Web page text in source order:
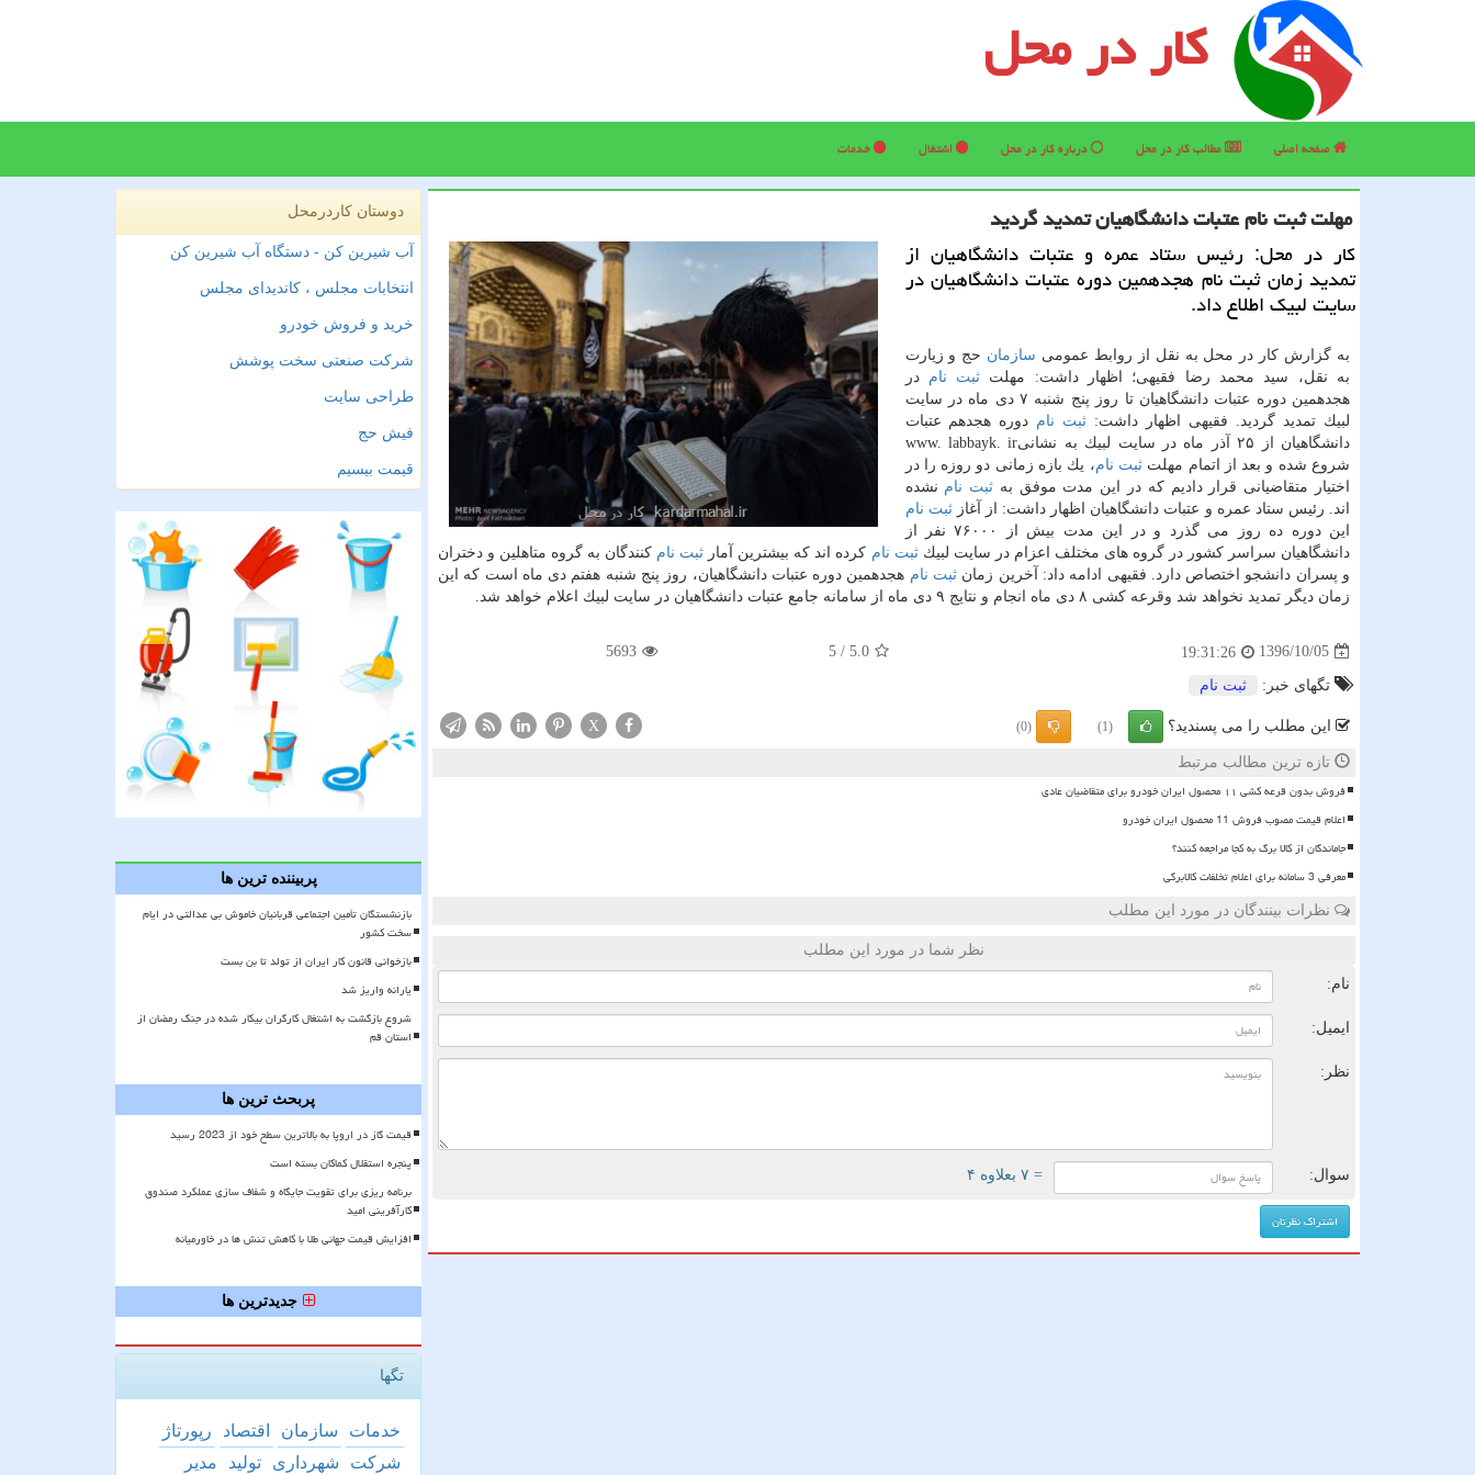
کار در محل
صفحه اصلی مطالب كار در محل درباره كار در محل اشتغال خدمات
مهلت ثبت نام عتبات دانشگاهیان تمدید گردید
كار در محل: رئیس ستاد عمره و عتبات دانشگاهیان از
تمدید زمان ثبت نام هجدهمین دوره عتبات دانشگاهیان در
سایت لبیك اطلاع داد.
به گزارش كار در محل به نقل از روابط عمومی سازمان حج و زیارت
به نقل، سید محمد رضا فقیهی؛ اظهار داشت: مهلت ثبت نام در
هجدهمین دوره عتبات دانشگاهیان تا روز پنج شنبه ۷ دی ماه در سایت
لبیك تمدید گردید. فقیهی اظهار داشت: ثبت نام دوره هجدهم عتبات
دانشگاهیان از ۲۵ آذر ماه در سایت لبیك به نشانیwww. labbayk. ir
شروع شده و بعد از اتمام مهلتثبت نام، یك بازه زمانی دو روزه را در
اختیار متقاضیانی قرار دادیم كه در این مدت موفق به ثبت نام نشده
اند. رئیس ستاد عمره و عتبات دانشگاهیان اظهار داشت: از آغازثبت نام
این دوره ده روز می گذرد و در این مدت بیش از ۷۶۰۰۰ نفر از
دانشگاهیان سراسر كشور در گروه های مختلف اعزام در سایت لبیكثبت نام كرده اند كه بیشترین آمار ثبت نام كنندگان به گروه متاهلین و دختران
و پسران دانشجو اختصاص دارد. فقیهی ادامه داد: آخرین زمان ثبت نام هجدهمین دوره عتبات دانشگاهیان، روز پنج شنبه هفتم دی ماه است كه این
زمان دیگر تمدید نخواهد شد وقرعه كشی ۸ دی ماه انجام و نتایج ۹ دی ماه از سامانه جامع عتبات دانشگاهیان در سایت لبیك اعلام خواهد شد.
1396/10/05
19:31:26
5.0
/
5
5693
تگهای خبر: ثبت نام
این مطلب را می پسندید؟ (1)
(0)
X
تازه ترین مطالب مرتبط
فروش بدون قرعه کشی ۱۱ محصول ایران خودرو برای متقاضیان عادی
اعلام قیمت مصوب فروش 11 محصول ایران خودرو
جاماندگان از کالا برگ به کجا مراجعه کنند؟
معرفی 3 سامانه برای اعلام تخلفات کالابرگی
نظرات بینندگان در مورد این مطلب
نظر شما در مورد این مطلب
نام:
ایمیل:
نظر:
سوال: = ۷ بعلاوه ۴
دوستان کاردرمحل
آب شیرین کن - دستگاه آب شیرین کن
انتخابات مجلس ، کاندیدای مجلس
خرید و فروش خودرو
شرکت صنعتی سخت پوشش
طراحی سایت
فیش حج
قیمت بیسیم
پربیننده ترین ها
بازنشستگان تأمین اجتماعی قربانیان خاموش بی عدالتی در ایام
سخت کشور
بازخوانی قانون کار ایران از تولد تا بن بست
یارانه واریز شد
شروع بازگشت به اشتغال کارگران بیکار شده در جنگ رمضان از
استان قم
پربحث ترین ها
قیمت گاز در اروپا به بالاترین سطح خود از 2023 رسید
پنجره استقلال کماکان بسته است
برنامه ریزی برای تقویت جایگاه و شفاف سازی عملکرد صندوق
کارآفرینی امید
افزایش قیمت جهانی طلا با کاهش تنش ها در خاورمیانه
جدیدترین ها
تگها
خدمات سازمان اقتصاد
رپورتاژ
شركت
شهرداری تولید مدیر